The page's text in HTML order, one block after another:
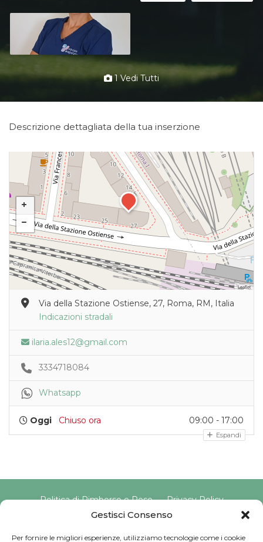
Gestisci Consenso
Per fornire le migliori esperienze, utilizziamo tecnologie come i cookie
1 Vedi Tutti
Descrizione dettagliata della tua inserzione
Leaflet
Via della Stazione Ostiense, 27, Roma, RM, Italia
Indicazioni stradali
ilaria.ales12@gmail.com
3334718084
Whatsapp
Oggi Chiuso ora 09:00 - 17:00
Espandi
Politica di Rimborso e Reso
Privacy Policy
Cookie Policy